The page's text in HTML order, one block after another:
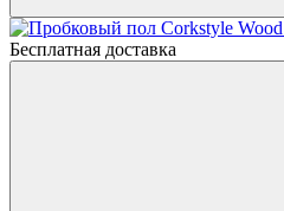
Бесплатная доставка